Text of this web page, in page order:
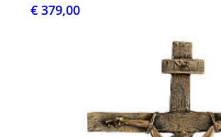
€ 379,00